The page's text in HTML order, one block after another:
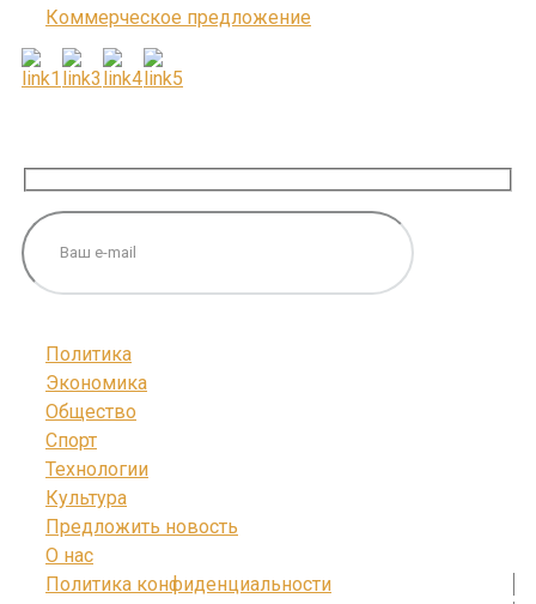
Коммерческое предложение
Политика
Экономика
Общество
Спорт
Технологии
Культура
Предложить новость
О нас
Политика конфиденциальности